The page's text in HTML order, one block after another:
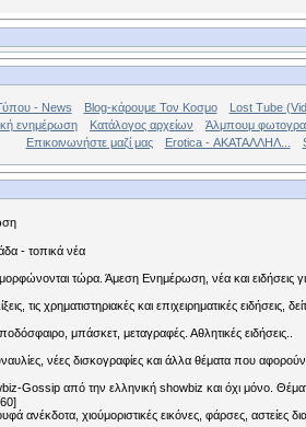
- News Blog-κάρουμε Τον Κοσμο
Lost Tube
ενημέρωση Κατάλογος αρχείων
Άλμπουμ
Επικοινωνήστε μαζί μας
Erotica - ΑΚΑΤΑΛΛΗΛ...
- τοπικά νέα
τώρα. Άμεση Ενημέρωση, νέα και
τις χρηματιστηριακές και επιχειρηματικές ειδήσεις,
μπάσκετ, μεταγραφές. Αθλητικές ειδήσεις..
νέες δισκογραφίες και άλλα θέματα που
Gossip από την ελληνική showbiz και όχι μόνο.
ανέκδοτα, χιούμοριστικές εικόνες, φάρσες, αστείες